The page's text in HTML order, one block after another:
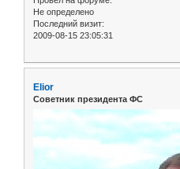
Не определено
Последний визит:
2009-08-15 23:05:31
Elior
Советник президента ФС